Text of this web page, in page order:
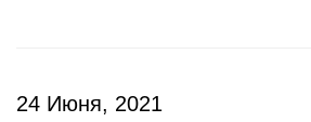
24 Июня, 2021